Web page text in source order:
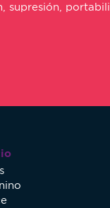
supresión,